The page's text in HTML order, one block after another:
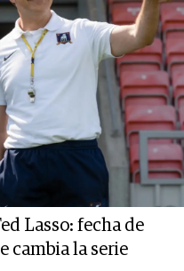
Lasso: fecha de
cambia la serie